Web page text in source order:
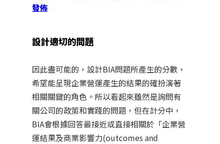
發佈
設計適切的問題
因此盡可能的，設計BIA問題所產生的分數，
希望能呈現企業營運產生的結果的確扮演著
相關關鍵的角色。所以看起來雖然是詢問有
關公司的政策和實踐的問題，但在計分中，
BIA會根據回答最接近或直接相關於「企業營
運結果及商業影響力(outcomes and